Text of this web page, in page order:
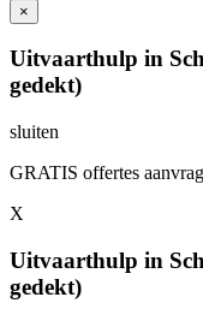
×
Uitvaarthulp in
gedekt)
sluiten
GRATIS offertes
X
Uitvaarthulp in
gedekt)